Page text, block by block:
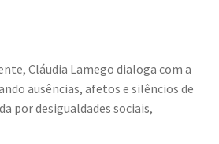
Cláudia Lamego dialoga com a
ausências, afetos e silêncios de
por desigualdades sociais,